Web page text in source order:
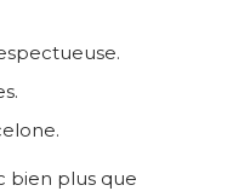
bien plus que